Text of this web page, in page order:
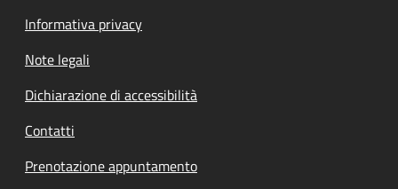
Informativa privacy
Note legali
Dichiarazione di accessibilità
Contatti
Prenotazione appuntamento